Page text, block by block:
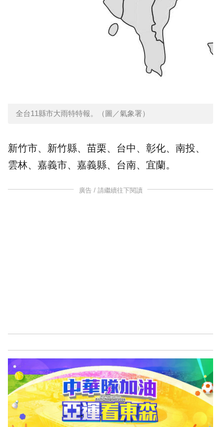
全台11縣市大雨特特報。（圖／氣象署）
新竹市、新竹縣、苗栗、台中、彰化、南投、
雲林、嘉義市、嘉義縣、台南、宜蘭。
廣告 / 請繼續往下閱讀